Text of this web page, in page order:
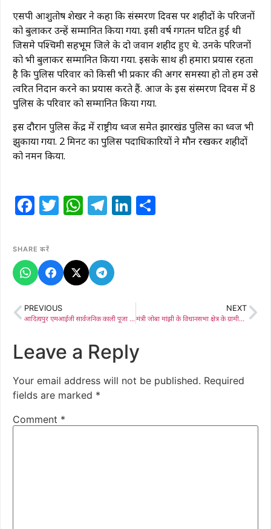
एसपी आशुतोष शेखर ने कहा कि संस्मरण दिवस पर शहीदों के परिजनों
को बुलाकर उन्हें सम्मानित किया गया. इसी वर्ष गगतन घटित हुई थी
जिसमे पश्चिमी सिंहभूम जिले के दो जवान शहीद हुए थे. उनके परिजनों
को भी बुलाकर सम्मानित किया गया. इसके साथ ही हमारा प्रयास रहता
है कि पुलिस परिवार को किसी भी प्रकार की अगर समस्या हो तो हम उसे
त्वरित निदान करने का प्रयास करते हैं. आज के इस संस्मरण दिवस में 8
पुलिस के परिवार को सम्मानित किया गया.
इस दौरान पुलिस केंद्र में राष्ट्रीय ध्वज समेत झारखंड पुलिस का ध्वज भी
झुकाया गया. 2 मिनट का पुलिस पदाधिकारियों ने मौन रखकर शहीदों
को नमन किया.
Facebook
Twitter
WhatsApp
Telegram
LinkedIn
SHARE करें
PREVIOUS
आदित्यपुर एमआईजी सार्वजनिक काली पूजा पंडाल का 23 अक्टूबर को केंद्रीय मंत्री अर्जुन मुंडा करेंगे उद्घाटन, 26 की शाम भोजपुरी गायिका अनुपमा यादव पेश करेंगी सांस्कृतिक कार्यक्रम
NEXT
मंत्री जोबा मांझी के विधानसभा क्षेत्र के ग्रामीणों के अनाज पर डाका, कालाबाजारी करने वाले ट्रैक्टर में मोटरसाइकिल का नंबर लगा कर रहे घपलाबाजी
Leave a Reply
Your email address will not be published. Required
fields are marked *
Comment *